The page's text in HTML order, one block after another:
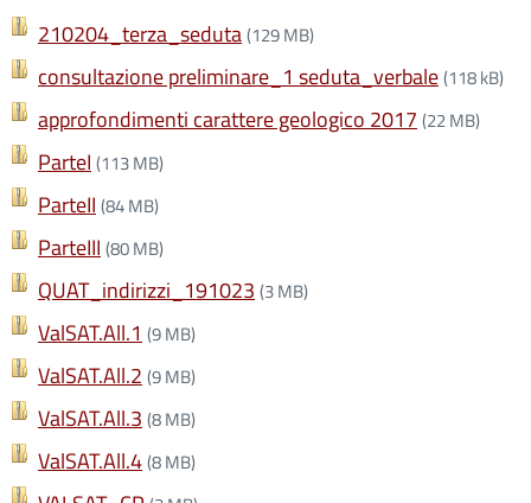
210204_terza_seduta(129 MB)
consultazione preliminare_1 seduta_verbale(118 kB)
approfondimenti carattere geologico 2017 (22 MB)
ParteI (113 MB)
ParteII (84 MB)
ParteIII (80 MB)
QUAT_indirizzi_191023 (3 MB)
ValSAT.All.1 (9 MB)
ValSAT.All.2 (9 MB)
ValSAT.All.3 (8 MB)
ValSAT.All.4(8 MB)